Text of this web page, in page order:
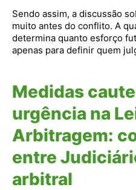
Sendo assim, a discussão
muito antes do conflito. A
determina quanto esforço
apenas para definir quem
Medidas
urgência na
Arbitragem:
entre
arbitral